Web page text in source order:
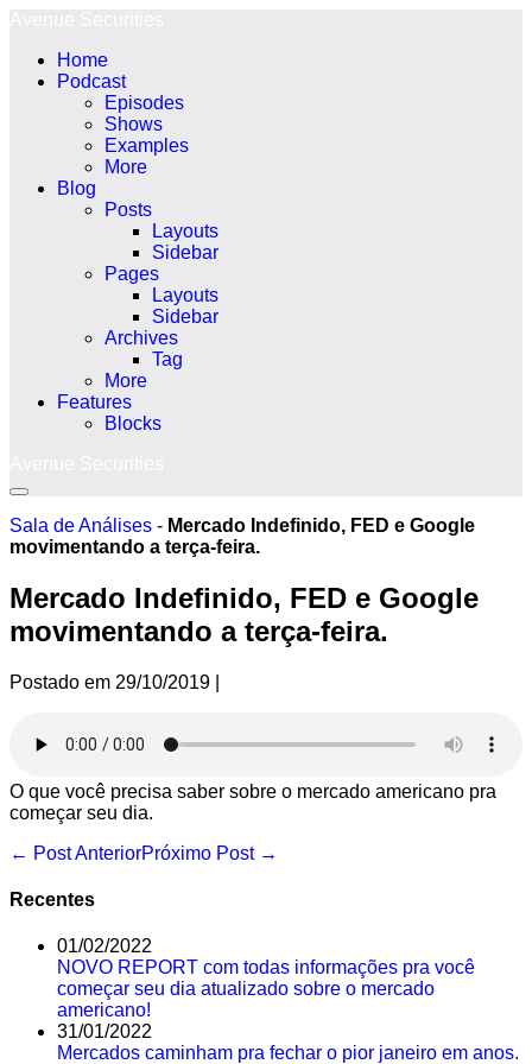
conteúdo
Home
Podcast
Episodes
Shows
Examples
More
Blog
Posts
Layouts
Sidebar
Pages
Layouts
Sidebar
Archives
Tag
More
Features
Blocks
Alternância
menu
Sala de Análises - Mercado Indefinido, FED e Google
movimentando a terça-feira.
Mercado Indefinido, FED e Google
movimentando a terça-feira.
Postado em 29/10/2019
O que você precisa saber sobre o mercado americano pra
começar seu dia.
Navegação
post
← Post AnteriorPróximo Post →
Recentes
01/02/2022
NOVO REPORT com todas informações pra você
começar seu dia atualizado sobre o mercado
americano!
31/01/2022
Mercados caminham pra fechar o pior janeiro em anos.